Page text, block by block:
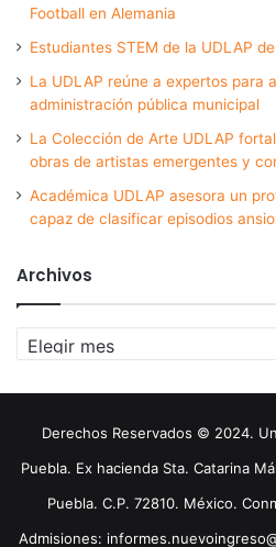
Football en Alemania
Estudiantes STEM de la UDLAP
La UDLAP reúne a expertos para
administración pública municipal
La Colección de Arte UDLAP
obras de artistas emergentes y
Académica UDLAP asesora un
capaz de clasificar episodios
Archivos
Archivos
Derechos Reservados © 2024.
Puebla. Ex hacienda Sta. Catarina
Puebla. C.P. 72810. México.
Admisiones: